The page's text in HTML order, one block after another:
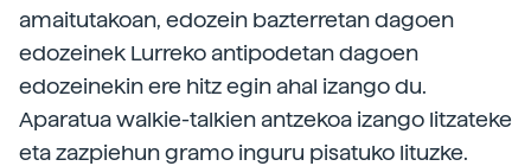
amaitutakoan, edozein bazterretan dagoen
edozeinek Lurreko antipodetan dagoen
edozeinekin ere hitz egin ahal izango du.
Aparatua walkie-talkien antzekoa izango litzateke
eta zazpiehun gramo inguru pisatuko lituzke.